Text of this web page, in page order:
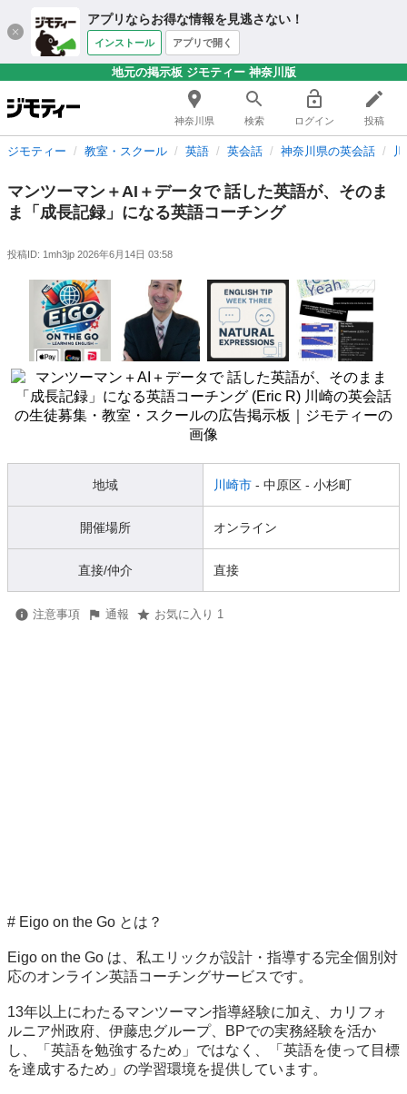
アプリならお得な情報を見逃さない！
インストール アプリで開く
地元の掲示板 ジモティー 神奈川版
神奈川県 検索 ログイン 投稿
ジモティー 教室・スクール 英語 英会話 神奈川県の英会話
マンツーマン＋AI＋データで 話した英語が、そのま
ま「成長記録」になる英語コーチング
投稿ID: 1mh3jp 2026年6月14日 03:58
地域 川崎市 - 中原区 - 小杉町
開催場所 オンライン
直接/仲介 直接
注意事項 通報 お気に入り 1
# Eigo on the Go とは？
Eigo on the Go は、私エリックが設計・指導する完全個別対
応のオンライン英語コーチングサービスです。
13年以上にわたるマンツーマン指導経験に加え、カリフォ
ルニア州政府、伊藤忠グループ、BPでの実務経験を活か
し、「英語を勉強するため」ではなく、「英語を使って目標
を達成するため」の学習環境を提供しています。